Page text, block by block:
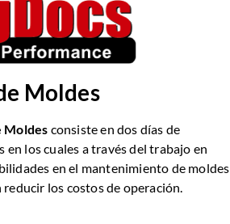
Moldes
Moldes consiste en dos días de
los cuales a través del trabajo en
en el mantenimiento de moldes
los costos de operación.